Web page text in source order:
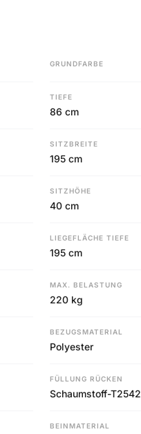
GRUNDFARBE
TIEFE
86 cm
SITZBREITE
195 cm
SITZHÖHE
40 cm
LIEGEFLÄCHE TIEFE
195 cm
MAX. BELASTUNG
220 kg
BEZUGSMATERIAL
Polyester
FÜLLUNG RÜCKEN
Schaumstoff-T2542
BEINMATERIAL